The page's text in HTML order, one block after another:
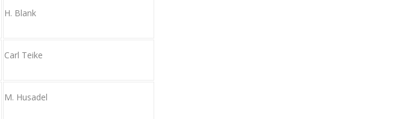
H. Blank
Carl Teike
M. Husadel